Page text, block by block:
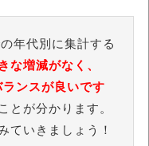
年代別に集計する
な増減がなく、
ンスが良いです
とが分かります。
ていきましょう！